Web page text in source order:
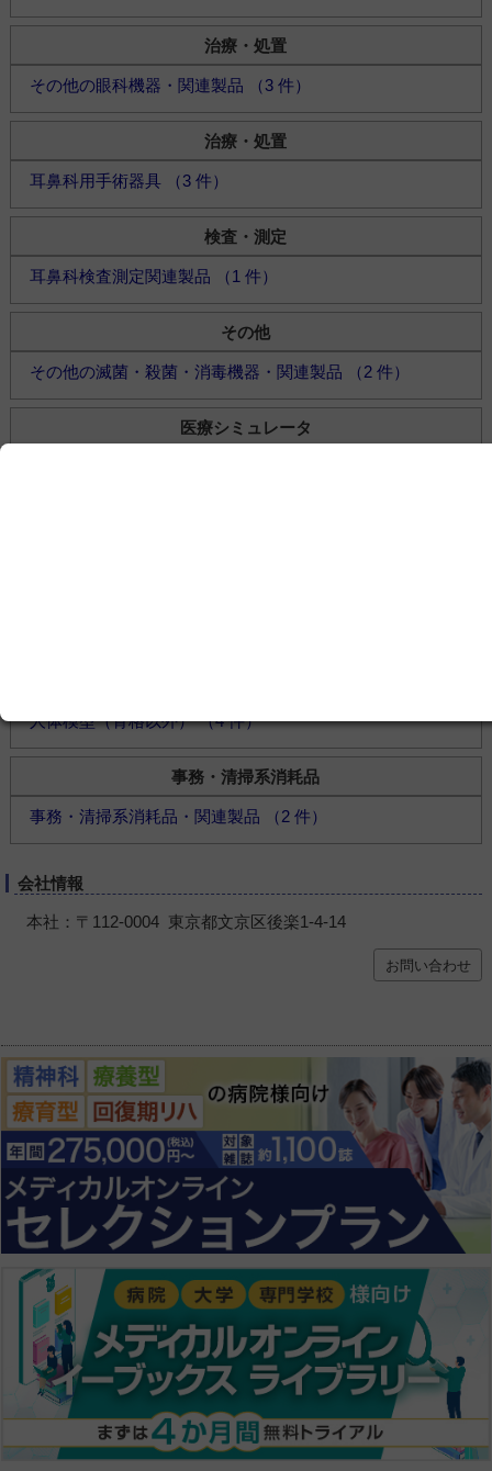
治療・処置
その他の眼科機器・関連製品 （3 件）
治療・処置
耳鼻科用手術器具 （3 件）
検査・測定
耳鼻科検査測定関連製品 （1 件）
その他
その他の滅菌・殺菌・消毒機器・関連製品 （2 件）
医療シミュレータ
人体模型（骨格以外） （4 件）
事務・清掃系消耗品
事務・清掃系消耗品・関連製品 （2 件）
会社情報
本社：〒112-0004 東京都文京区後楽1-4-14
お問い合わせ